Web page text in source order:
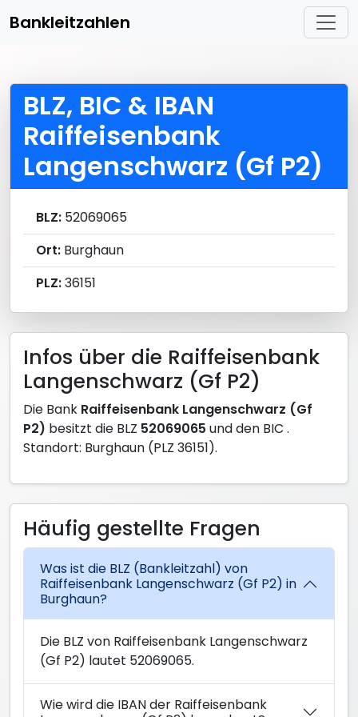
Bankleitzahlen
BLZ, BIC & IBAN
Raiffeisenbank
Langenschwarz (Gf P2)
BLZ: 52069065
Ort: Burghaun
PLZ:36151
Infos über die Raiffeisenbank
Langenschwarz (Gf P2)
Die Bank Raiffeisenbank Langenschwarz (Gf
P2) besitzt die BLZ 52069065 und den BIC .
Standort: Burghaun (PLZ 36151).
Häufig gestellte Fragen
Was ist die BLZ (Bankleitzahl) von
Raiffeisenbank Langenschwarz (Gf P2) in
Burghaun?
Die BLZ von Raiffeisenbank Langenschwarz
(Gf P2) lautet 52069065.
Wie wird die IBAN der Raiffeisenbank